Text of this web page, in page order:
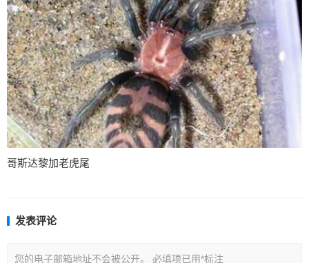
哥斯达黎加老虎尾
发表评论
您的电子邮箱地址不会被公开。 必填项已用*标注